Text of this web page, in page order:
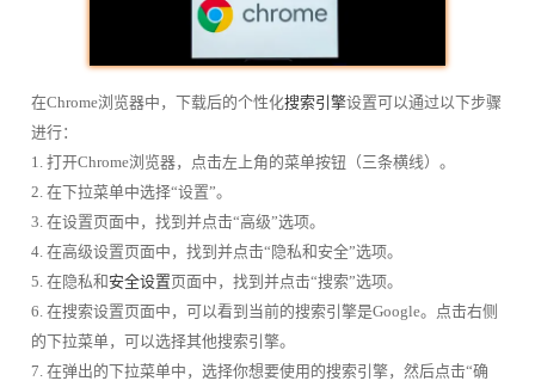
在Chrome浏览器中，下载后的个性化搜索引擎设置可以通过以下步骤
进行：
1. 打开Chrome浏览器，点击左上角的菜单按钮（三条横线）。
2. 在下拉菜单中选择“设置”。
3. 在设置页面中，找到并点击“高级”选项。
4. 在高级设置页面中，找到并点击“隐私和安全”选项。
5. 在隐私和安全设置页面中，找到并点击“搜索”选项。
6. 在搜索设置页面中，可以看到当前的搜索引擎是Google。点击右侧
的下拉菜单，可以选择其他搜索引擎。
7. 在弹出的下拉菜单中，选择你想要使用的搜索引擎，然后点击“确